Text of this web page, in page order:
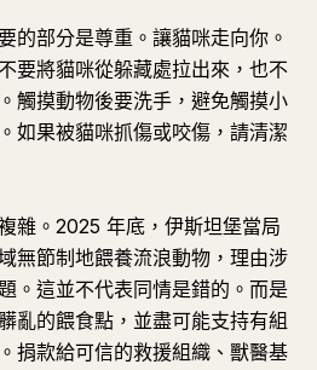
的部分是尊重。讓貓咪走向你。
要將貓咪從躲藏處拉出來，也不
觸摸動物後要洗手，避免觸摸小
如果被貓咪抓傷或咬傷，請清潔
雜。2025 年底，伊斯坦堡當局
無節制地餵養流浪動物，理由涉
。這並不代表同情是錯的。而是
亂的餵食點，並盡可能支持有組
捐款給可信的救援組織、獸醫基